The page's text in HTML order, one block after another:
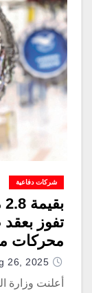
شركات دفاعية
تفوز
محركات
26, 2025
أعلنت وزارة